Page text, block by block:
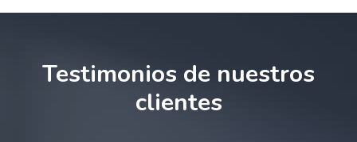
Testimonios de nuestros
clientes